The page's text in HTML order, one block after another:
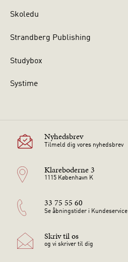
Skoledu
Strandberg Publishing
Studybox
Systime
Nyhedsbrev
Tilmeld dig vores nyhedsbrev
Klareboderne 3
1115 København K
33 75 55 60
Se åbningstider i Kundeservice
Skriv til os
og vi skriver til dig